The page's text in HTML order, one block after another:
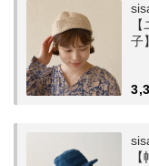
子